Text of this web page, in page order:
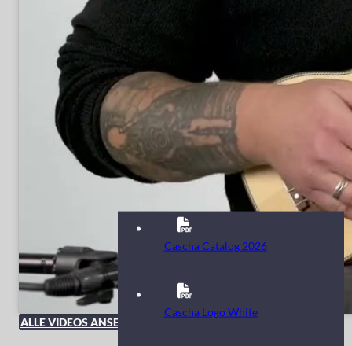
ALLE VIDEOS ANSEHEN
Cascha Catalog 2026
Cascha Logo White